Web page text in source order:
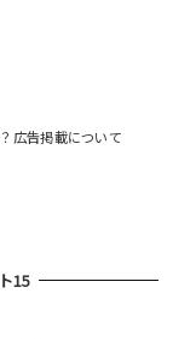
広告掲載について
15